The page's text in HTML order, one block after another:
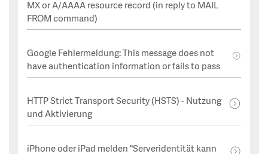
MX or A/AAAA resource record (in reply to MAIL
FROM command)
Google Fehlermeldung: This message does not
have authentication information or fails to pass
HTTP Strict Transport Security (HSTS) - Nutzung
und Aktivierung
iPhone oder iPad melden "Serveridentität kann